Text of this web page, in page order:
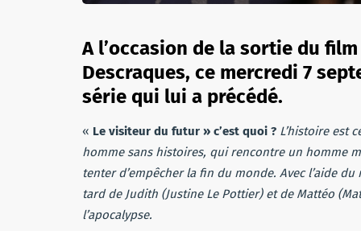
A l’occasion de la sortie du
Descraques, ce mercredi 7
série qui lui a précédé.
« Le visiteur du futur » c’est quoi ? L’histoire est
homme sans histoires, qui rencontre un homme
tenter d’empêcher la fin du monde. Avec l’aide
tard de Judith (Justine Le Pottier) et de Mattéo
l’apocalypse.